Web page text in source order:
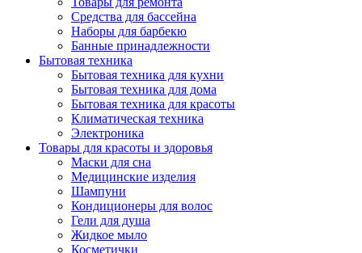
Средства для бассейна
Наборы для барбекю
Банные принадлежности
Бытовая техника
Бытовая техника для кухни
Бытовая техника для дома
Бытовая техника для красоты
Климатическая техника
Электроника
Товары для красоты и здоровья
Маски для сна
Медицинские изделия
Шампуни
Кондиционеры для волос
Гели для душа
Жидкое мыло
Косметички